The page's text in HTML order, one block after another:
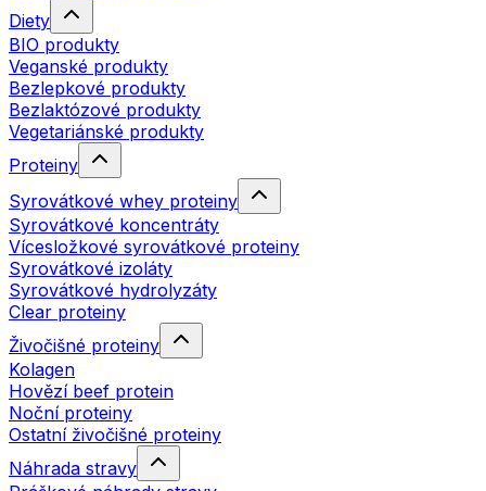
Diety
BIO produkty
Veganské produkty
Bezlepkové produkty
Bezlaktózové produkty
Vegetariánské produkty
Proteiny
Syrovátkové whey proteiny
Syrovátkové koncentráty
Vícesložkové syrovátkové proteiny
Syrovátkové izoláty
Syrovátkové hydrolyzáty
Clear proteiny
Živočišné proteiny
Kolagen
Hovězí beef protein
Noční proteiny
Ostatní živočišné proteiny
Náhrada stravy